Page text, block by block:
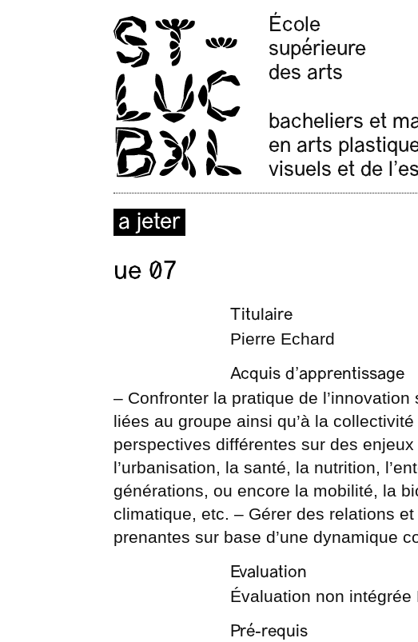
École
supérieure
des arts
bacheliers et
en arts
visuels et de
a jeter
ue 07
Titulaire
Pierre Echard
Acquis d’apprentissage
– Confronter la pratique de
liées au groupe ainsi qu’à la
perspectives différentes sur des
l’urbanisation, la santé, la nutrition,
générations, ou encore la mobilité, la
climatique, etc. – Gérer des relations
prenantes sur base d’une dynamique
Evaluation
Évaluation non intégrée
Pré-requis